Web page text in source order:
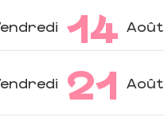
14 Août
21 Août